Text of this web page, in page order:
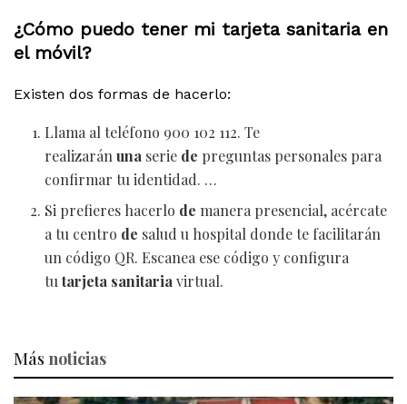
¿Cómo puedo tener mi tarjeta sanitaria en
el móvil?
Existen dos formas de hacerlo:
Llama al teléfono 900 102 112. Te
realizaránuna serie de preguntas personales para
confirmar tu identidad. …
Si prefieres hacerlo de manera presencial, acércate
a tu centro de salud u hospital donde te facilitarán
un código QR. Escanea ese código y configura
tutarjeta sanitariavirtual.
Más noticias